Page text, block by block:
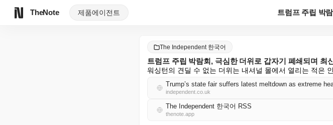
TheNote 제품에이전트
The Independent 한국어
트럼프 주립 박람회, 극심한 더위로 갑자기 폐쇄되며 최
워싱턴의 견딜 수 없는 더위는 내셔널 몰에서 열리는 적은
Trump’s state fair suffers latest meltdown as extreme
independent.co.uk
The Independent 한국어 RSS
thenote.app